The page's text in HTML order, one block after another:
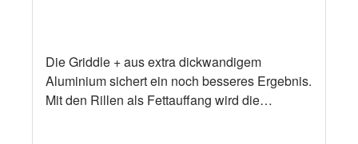
Die Griddle + aus extra dickwandigem
Aluminium sichert ein noch besseres Ergebnis.
Mit den Rillen als Fettauffang wird die